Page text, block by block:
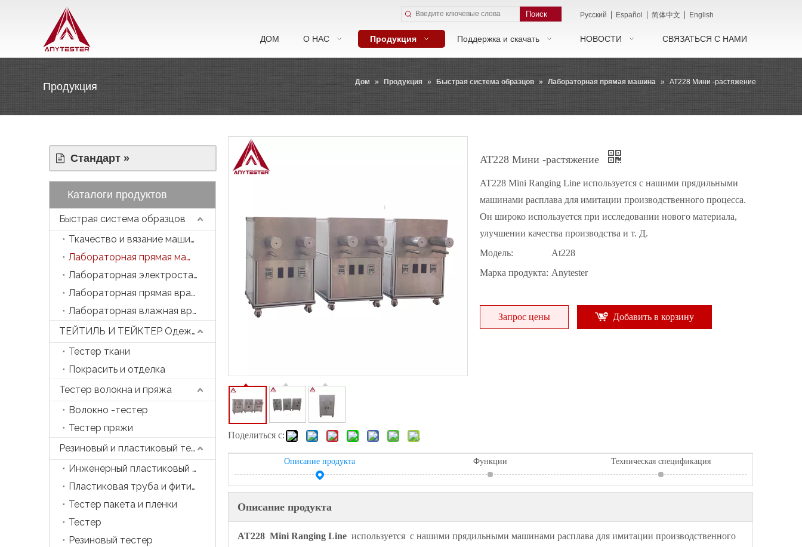
Поиск Pусский Español 简体中文 English
ДОМ О НАС Продукция Поддержка и скачать НОВОСТИ СВЯЗАТЬСЯ С НАМИ
Продукция Дом » Продукция » Быстрая система образцов » Лабораторная прямая машина » AT228 Мини -растяжение
Стандарт »
Каталоги продуктов
Быстрая система образцов
Ткачество и вязание машина
Лабораторная прямая машина
Лабораторная электростатическая прядильная машина
Лабораторная прямая вращающаяся машина
Лабораторная влажная вращающаяся машина
ТЕЙТИЛЬ И ТЕЙКТЕР Одежда
Тестер ткани
Покрасить и отделка
Тестер волокна и пряжа
Волокно -тестер
Тестер пряжи
Резиновый и пластиковый тестер
Инженерный пластиковый тестер
Пластиковая труба и фитинга тестер
Тестер пакета и пленки
Тестер
Резиновый тестер
Поделиться с:
AT228 Мини -растяжение
AT228 Mini Ranging Line используется с нашими прядильными
машинами расплава для имитации производственного процесса.
Он широко используется при исследовании нового материала,
улучшении качества производства и т. Д.
Модель:
At228
Марка продукта: Anytester
Запрос цены Добавить в корзину
Описание продукта Функции Техническая спецификация
Описание продукта
AT228 Mini Ranging Line используется с нашими прядильными машинами расплава для имитации производственного